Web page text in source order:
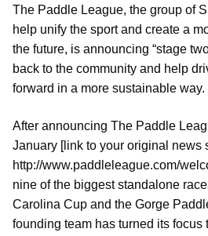
The Paddle League, the group of
help unify the sport and create a
the future, is announcing “stage
back to the community and help
forward in a more sustainable way.
After announcing The Paddle
January [link to your original news
http://www.paddleleague.com/
nine of the biggest standalone
Carolina Cup and the Gorge
founding team has turned its focus